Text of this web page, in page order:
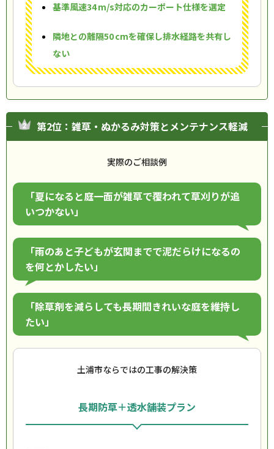
基準風速34 m/s対応のカーポート仕様を選定
隣地との離隔50 cmを確保し排水経路を共有し
ない
第2位：雑草・ぬかるみ対策とメンテナンス軽減
実際のご相談例
「夏になると庭一面が雑草で覆われて草刈りが追
いつかない」
「雨のあと子どもが玄関までで泥だらけになるの
を何とかしたい」
「除草剤を減らしても長期間きれいな庭を維持し
たい」
土浦市ならではの工事の解決策
長期防草＋透水舗装プラン